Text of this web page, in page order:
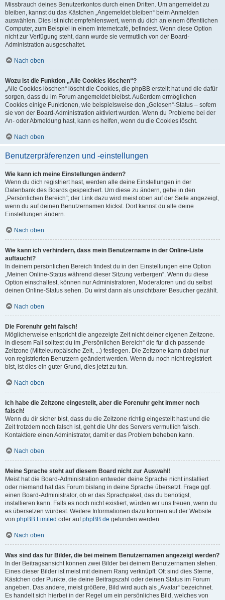
Missbrauch deines Benutzerkontos durch einen Dritten. Um angemeldet zu
bleiben, kannst du das Kästchen „Angemeldet bleiben“ beim Anmelden
auswählen. Dies ist nicht empfehlenswert, wenn du dich an einem öffentlichen
Computer, zum Beispiel in einem Internetcafé, befindest. Wenn diese Option
nicht zur Verfügung steht, dann wurde sie vermutlich von der Board-
Administration ausgeschaltet.
Nach oben
Wozu ist die Funktion „Alle Cookies löschen“?
„Alle Cookies löschen“ löscht die Cookies, die phpBB erstellt hat und die dafür
sorgen, dass du im Forum angemeldet bleibst. Außerdem ermöglichen
Cookies einige Funktionen, wie beispielsweise den „Gelesen“-Status – sofern
sie von der Board-Administration aktiviert wurden. Wenn du Probleme bei der
An- oder Abmeldung hast, kann es helfen, wenn du die Cookies löscht.
Nach oben
Benutzerpräferenzen und -einstellungen
Wie kann ich meine Einstellungen ändern?
Wenn du dich registriert hast, werden alle deine Einstellungen in der
Datenbank des Boards gespeichert. Um diese zu ändern, gehe in den
„Persönlichen Bereich“; der Link dazu wird meist oben auf der Seite angezeigt,
wenn du auf deinen Benutzernamen klickst. Dort kannst du alle deine
Einstellungen ändern.
Nach oben
Wie kann ich verhindern, dass mein Benutzername in der Online-Liste
auftaucht?
In deinem persönlichen Bereich findest du in den Einstellungen eine Option
„Meinen Online-Status während dieser Sitzung verbergen“. Wenn du diese
Option einschaltest, können nur Administratoren, Moderatoren und du selbst
deinen Online-Status sehen. Du wirst dann als unsichtbarer Besucher gezählt.
Nach oben
Die Forenuhr geht falsch!
Möglicherweise entspricht die angezeigte Zeit nicht deiner eigenen Zeitzone.
In diesem Fall solltest du im „Persönlichen Bereich“ die für dich passende
Zeitzone (Mitteleuropäische Zeit, ...) festlegen. Die Zeitzone kann dabei nur
von registrierten Benutzern geändert werden. Wenn du noch nicht registriert
bist, ist dies ein guter Grund, dies jetzt zu tun.
Nach oben
Ich habe die Zeitzone eingestellt, aber die Forenuhr geht immer noch
falsch!
Wenn du dir sicher bist, dass du die Zeitzone richtig eingestellt hast und die
Zeit trotzdem noch falsch ist, geht die Uhr des Servers vermutlich falsch.
Kontaktiere einen Administrator, damit er das Problem beheben kann.
Nach oben
Meine Sprache steht auf diesem Board nicht zur Auswahl!
Meist hat die Board-Administration entweder deine Sprache nicht installiert
oder niemand hat das Forum bislang in deine Sprache übersetzt. Frage ggf.
einen Board-Administrator, ob er das Sprachpaket, das du benötigst,
installieren kann. Falls es noch nicht existiert, würden wir uns freuen, wenn du
es übersetzen würdest. Weitere Informationen dazu können auf der Website
von phpBB Limited oder aufphpBB.de gefunden werden.
Nach oben
Was sind das für Bilder, die bei meinem Benutzernamen angezeigt werden?
In der Beitragsansicht können zwei Bilder bei deinem Benutzernamen stehen.
Eines dieser Bilder ist meist mit deinem Rang verknüpft: Oft sind dies Sterne,
Kästchen oder Punkte, die deine Beitragszahl oder deinen Status im Forum
angeben. Das andere, meist größere, Bild wird auch als „Avatar“ bezeichnet.
Es handelt sich hierbei in der Regel um ein persönliches Bild, welches von